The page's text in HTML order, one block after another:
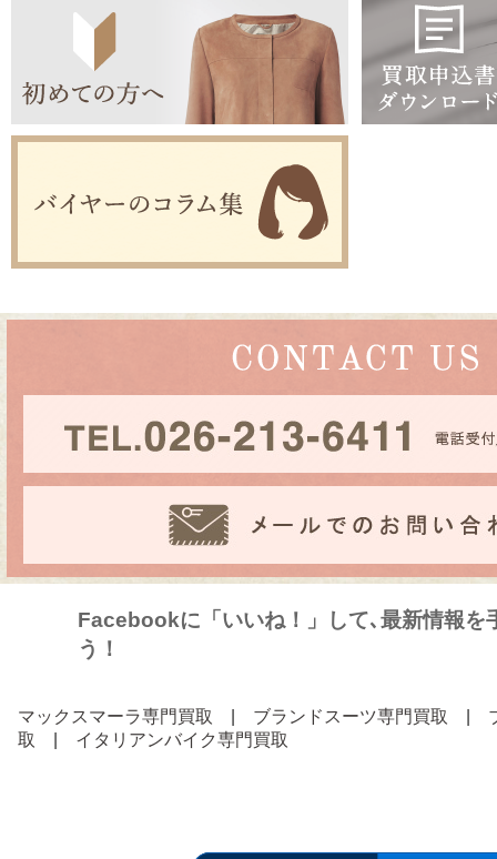
Facebookに「いいね！」して､最新情報を
う！
マックスマーラ専門買取 ブランドスーツ専門買取
取
イタリアンバイク専門買取